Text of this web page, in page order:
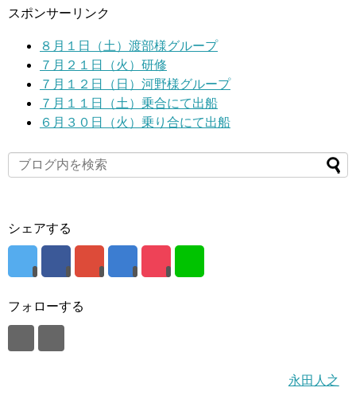
スポンサーリンク
８月１日（土）渡部様グループ
７月２１日（火）研修
７月１２日（日）河野様グループ
７月１１日（土）乗合にて出船
６月３０日（火）乗り合にて出船
シェアする
フォローする
永田人之